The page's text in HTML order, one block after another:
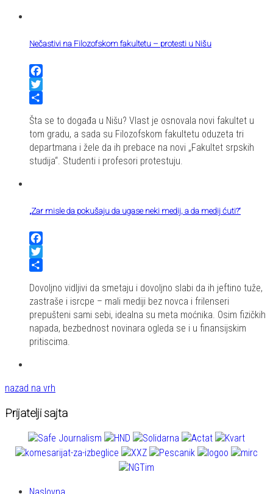
Nečastivi na Filozofskom fakultetu – protesti u Nišu
Facebook
Twitter
Šta se to događa u Nišu? Vlast je osnovala novi fakultet u
tom gradu, a sada su Filozofskom fakultetu oduzeta tri
departmana i žele da ih prebace na novi „Fakultet srpskih
studija“. Studenti i profesori protestuju.
„Zar misle da pokušaju da ugase neki medij, a da medij ćuti?“
Facebook
Twitter
Dovoljno vidljivi da smetaju i dovoljno slabi da ih jeftino tuže,
zastraše i isrcpe – mali mediji bez novca i frilenseri
prepušteni sami sebi, idealna su meta moćnika. Osim fizičkih
napada, bezbednost novinara ogleda se i u finansijskim
pritiscima.
nazad na vrh
Prijatelji sajta
Naslovna